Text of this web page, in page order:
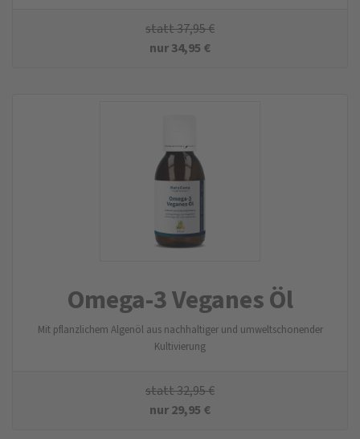
statt37,95€
nur34,95 €
Omega-3 Veganes Öl
Mit pflanzlichem Algenöl aus nachhaltiger und umweltschonender
Kultivierung
statt32,95€
nur29,95 €